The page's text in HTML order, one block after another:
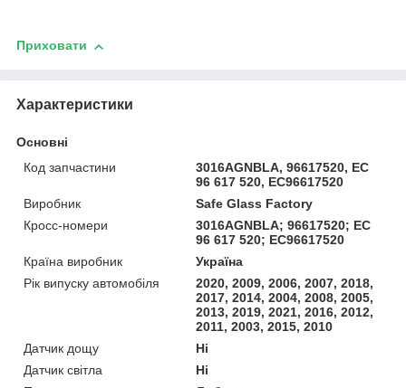
Приховати
Характеристики
Основні
Код запчастини
3016AGNBLA, 96617520, EC
96 617 520, EC96617520
Виробник
Safe Glass Factory
Кросс-номери
3016AGNBLA; 96617520; EC
96 617 520; EC96617520
Країна виробник
Україна
Рік випуску автомобіля
2020, 2009, 2006, 2007, 2018,
2017, 2014, 2004, 2008, 2005,
2013, 2019, 2021, 2016, 2012,
2011, 2003, 2015, 2010
Датчик дощу
Ні
Датчик світла
Ні